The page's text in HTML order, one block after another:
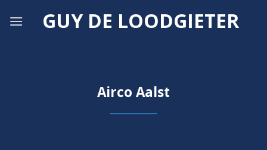
GUY DE LOODGIETER
Airco Aalst